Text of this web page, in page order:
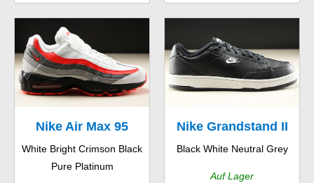
Nike Air Max 95
Essential
White Bright Crimson Black
Pure Platinum
Nike Grandstand II
Black White Neutral Grey
Auf Lager